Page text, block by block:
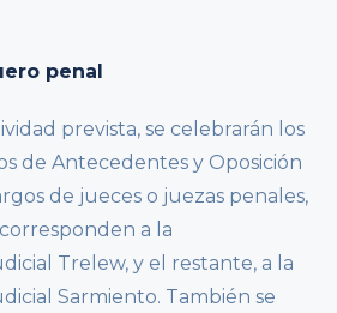
penal
prevista, se celebrarán los
de Antecedentes y Oposición
de jueces o juezas penales,
a la
Trelew, y el restante, a la
Sarmiento. También se